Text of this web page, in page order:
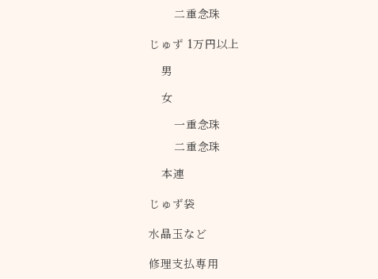
二重念珠
じゅず 1万円以上
男
女
一重念珠
二重念珠
本連
じゅず袋
水晶玉など
修理支払専用